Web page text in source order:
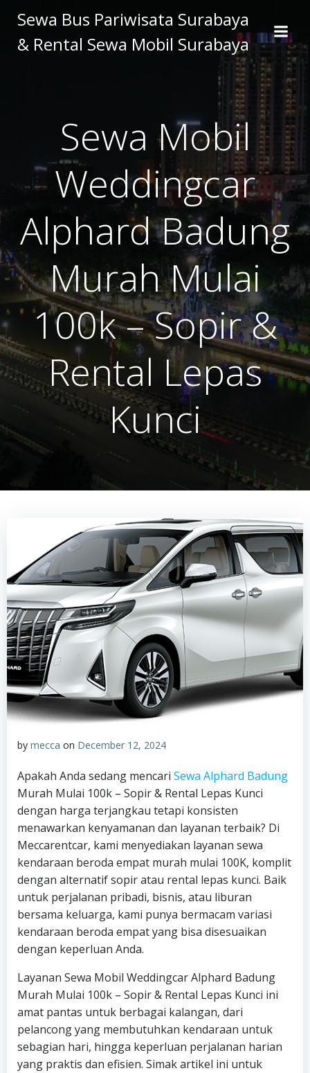
to
content
Sewa Bus Pariwisata Surabaya
& Rental Sewa Mobil Surabaya
Sewa Mobil
Weddingcar
Alphard Badung
Murah Mulai
100k – Sopir &
Rental Lepas
Kunci
by mecca on December 12, 2024
Apakah Anda sedang mencari Sewa Alphard Badung
Murah Mulai 100k – Sopir & Rental Lepas Kunci
dengan harga terjangkau tetapi konsisten
menawarkan kenyamanan dan layanan terbaik? Di
Meccarentcar, kami menyediakan layanan sewa
kendaraan beroda empat murah mulai 100K, komplit
dengan alternatif sopir atau rental lepas kunci. Baik
untuk perjalanan pribadi, bisnis, atau liburan
bersama keluarga, kami punya bermacam variasi
kendaraan beroda empat yang bisa disesuaikan
dengan keperluan Anda.
Layanan Sewa Mobil Weddingcar Alphard Badung
Murah Mulai 100k – Sopir & Rental Lepas Kunci ini
amat pantas untuk berbagai kalangan, dari
pelancong yang membutuhkan kendaraan untuk
sebagian hari, hingga keperluan perjalanan harian
yang praktis dan efisien. Simak artikel ini untuk